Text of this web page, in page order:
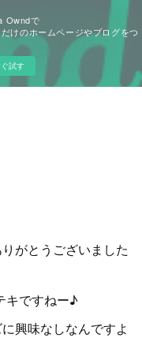
Owndで
けのホームページやブログをつ
試す
がとうございました
キですねー♪
興味なしなんですよ